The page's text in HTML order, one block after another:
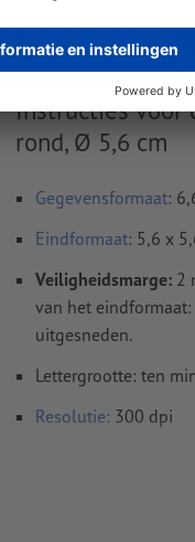
Instructies voor
rond, Ø 5,6 cm
Gegevensformaat:
Eindformaat: 5,6 x
Veiligheidsmarge: 2
van het
uitgesneden.
Lettergrootte: ten
Resolutie: 300 dpi
FOGRA52 (PSO